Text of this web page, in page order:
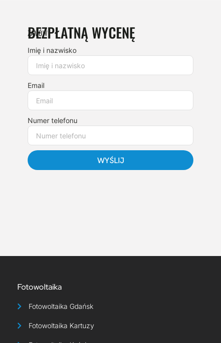
ZAMÓW
BEZPŁATNĄ WYCENĘ
Imię i nazwisko
Email
Numer telefonu
WYŚLIJ
Fotowoltaika
Fotowoltaika Gdańsk
Fotowoltaika Kartuzy